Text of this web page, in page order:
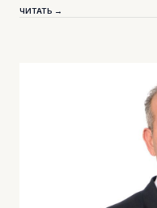
ЧИТАТЬ →